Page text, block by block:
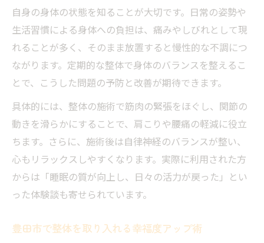
自身の身体の状態を知ることが大切です。日常の姿勢や
生活習慣による身体への負担は、痛みやしびれとして現
れることが多く、そのまま放置すると慢性的な不調につ
ながります。定期的な整体で身体のバランスを整えるこ
とで、こうした問題の予防と改善が期待できます。
具体的には、整体の施術で筋肉の緊張をほぐし、関節の
動きを滑らかにすることで、肩こりや腰痛の軽減に役立
ちます。さらに、施術後は自律神経のバランスが整い、
心もリラックスしやすくなります。実際に利用された方
からは「睡眠の質が向上し、日々の活力が戻った」とい
った体験談も寄せられています。
豊田市で整体を取り入れる幸福度アップ術